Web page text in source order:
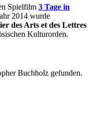
Spielfilm 3 Tage in
2014 wurde
des Arts et des Lettres
Kulturorden.
Buchholz gefunden.